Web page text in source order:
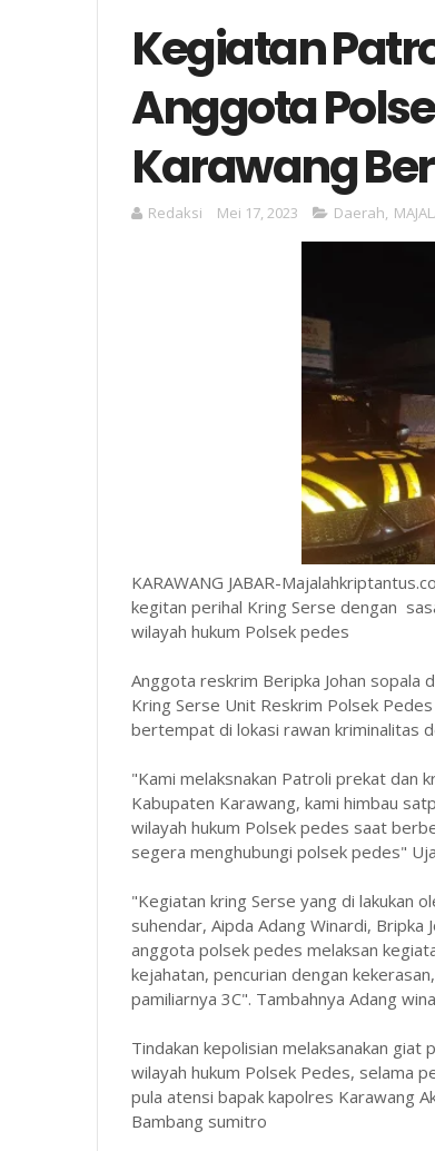
Kegiatan
Anggota
Karawang
Redaksi Mei 17, 2023 Daerah,
KARAWANG JABAR-
kegitan perihal Kring Serse dengan
wilayah hukum Polsek pedes
Anggota reskrim Beripka Johan sopala
Kring Serse Unit Reskrim Polsek
bertempat di lokasi rawan kriminalitas
"Kami melaksnakan Patroli prekat dan
Kabupaten Karawang, kami himbau
wilayah hukum Polsek pedes saat
segera menghubungi polsek pedes"
"Kegiatan kring Serse yang di lakukan
suhendar, Aipda Adang Winardi, Bripka
anggota polsek pedes melaksan
kejahatan, pencurian dengan
pamiliarnya 3C". Tambahnya Adang
Tindakan kepolisian melaksanakan
wilayah hukum Polsek Pedes, selama
pula atensi bapak kapolres Karawang
Bambang sumitro